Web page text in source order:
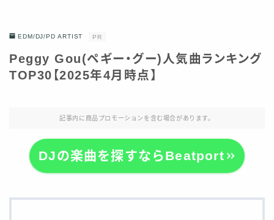
EDM/DJ/PD ARTIST PR
Peggy Gou(ペギー・グー)人気曲ランキング
TOP30【2025年4月時点】
記事内に商品プロモーションを含む場合があります。
DJの楽曲を探すならBeatport